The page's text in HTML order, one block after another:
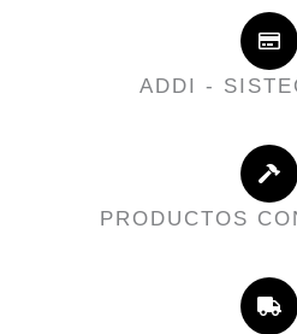
ADDI -
PRODUCTOS